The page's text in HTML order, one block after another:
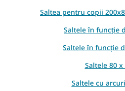
Saltea pentru copii
Saltele în funcție
Saltele în funcție
Saltele 80 x
Saltele cu